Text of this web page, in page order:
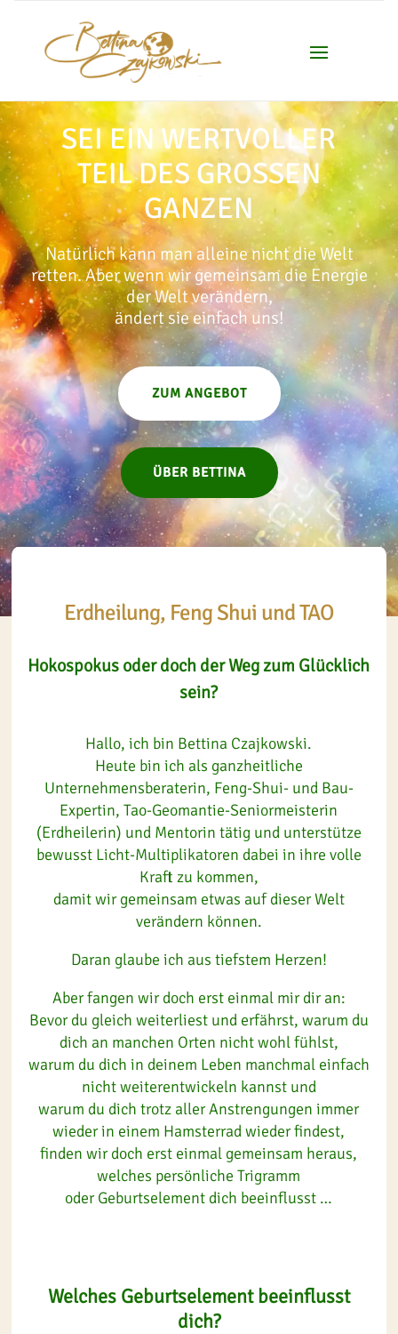
SEI EIN WERTVOLLER
TEIL DESGROSSEN G
ANZEN
Natürlich kann man alleine nicht die Welt
retten. Aber wenn wir gemeinsam die Energie
der Welt verändern,
ändert sie einfach uns!
ZUM ANGEBOT
ÜBER BETTINA
Erdheilung, Feng Shui und TAO
Hokospokus oder doch der Weg zum Glücklich
sein?
Hallo, ich bin Bettina Czajkowski.
Heute bin ich als ganzheitliche
Unternehmensberaterin, Feng-Shui- und Bau-
Expertin, Tao-Geomantie-Seniormeisterin
(Erdheilerin) und Mentorin tätig und unterstütze
bewusst Licht-Multiplikatoren dabei in ihre volle
Kraft zu kommen,
damit wir gemeinsam etwas auf dieser Welt
verändern können.
Daran glaube ich aus tiefstem Herzen!
Aber fangen wir doch erst einmal mir dir an:
Bevor du gleich weiterliest und erfährst, warum du
dich an manchen Orten nicht wohl fühlst,
warum du dich in deinem Leben manchmal einfach
nicht weiterentwickeln kannst und
warum du dich trotz aller Anstrengungen immer
wieder in einem Hamsterrad wieder findest,
finden wir doch erst einmal gemeinsam heraus,
welches persönliche Trigramm
oder Geburtselement dich beeinflusst …
Welches Geburtselement beeinflusst
dich?